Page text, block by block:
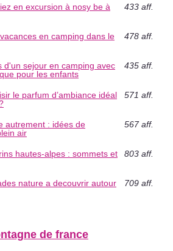
en excursion à nosy be à
433 aff.
en camping dans le
478 aff.
d'un sejour en camping avec
pour les enfants
435 aff.
le parfum d’ambiance idéal
571 aff.
autrement : idées de
air
567 aff.
hautes-alpes : sommets et
803 aff.
nature a decouvrir autour
709 aff.
de france